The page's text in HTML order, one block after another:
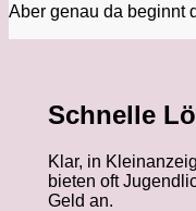
Aber genau da beginnt
Schnelle
Klar, in
bieten oft
Geld an.